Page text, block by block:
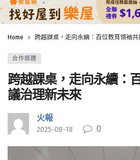
Home 跨越課桌，走向永續：百位教育領袖
合作媒體
跨越課桌，走向永續：
議治理新未來
火報
2025-08-18 0